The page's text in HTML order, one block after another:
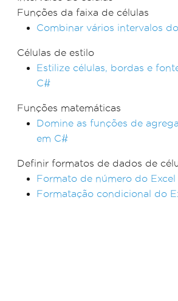
Funções da faixa de células
Combinar vários intervalos
Células de estilo
Estilize células, bordas e
C#
Funções matemáticas
Domine as funções de
em C#
Definir formatos de dados de
Formato de número do Excel
Formatação condicional do